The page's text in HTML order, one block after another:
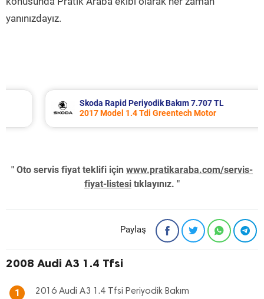
yanınızdayız.
Skoda Rapid Periyodik Bakım 7.707 TL
2017 Model 1.4 Tdi Greentech Motor
" Oto servis fiyat teklifi için www.pratikaraba.com/servis-
fiyat-listesi tıklayınız. "
Paylaş
2008 Audi A3 1.4 Tfsi
1 2016 Audi A3 1.4 Tfsi Periyodik Bakım